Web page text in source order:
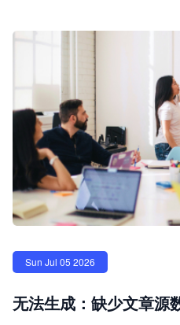
Sun Jul 05 2026
无法生成：缺少文章源